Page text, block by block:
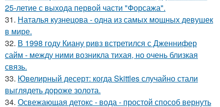
25-летие с выхода первой части "Форсажа".
31. Наталья кузнецова - одна из самых мощных девушек
в мире.
32. В 1998 году Киану ривз встретился с Дженнифер
сайм - между ними возникла тихая, но очень близкая
связь.
33. Ювелирный десерт: когда Skittles случайно стали
выглядеть дороже золота.
34. Освежающая детокс - вода - простой способ вернуть